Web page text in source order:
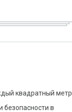
квадратный метр
безопасности в